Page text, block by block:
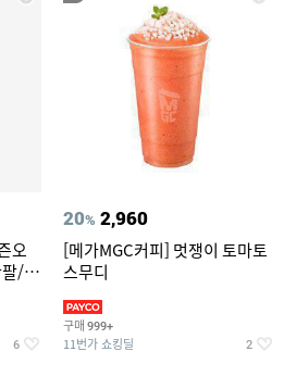
오
/반
6
20% 2,960
[메가MGC커피] 멋쟁이 토마토
스무디
구매 999+
11번가 쇼킹딜 2